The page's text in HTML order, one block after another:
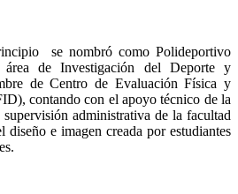
se nombró como Polideportivo
de Investigación del Deporte y
de Centro de Evaluación Física y
contando con el apoyo técnico de la
administrativa de la facultad
e imagen creada por estudiantes